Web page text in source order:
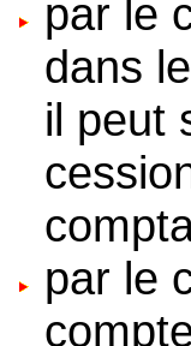
par le
dans
il peut
par le